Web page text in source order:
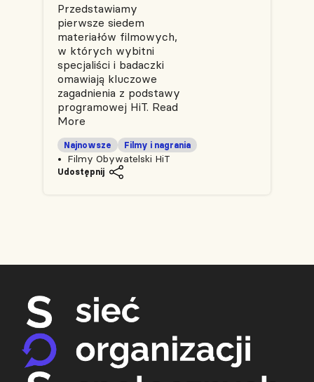
Przedstawiamy
pierwsze siedem
materiałów filmowych,
w których wybitni
specjaliści i badaczki
omawiają kluczowe
zagadnienia z podstawy
programowej HiT. Read
More
Filmy Obywatelski HiT
Najnowsze Filmy i nagrania
Udostępnij